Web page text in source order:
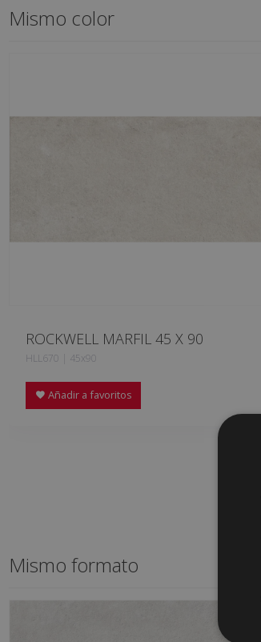
Mismo color
ROCKWELL MARFIL 45 X 90
HLL670 | 45x90
Añadir a favoritos
Mismo formato